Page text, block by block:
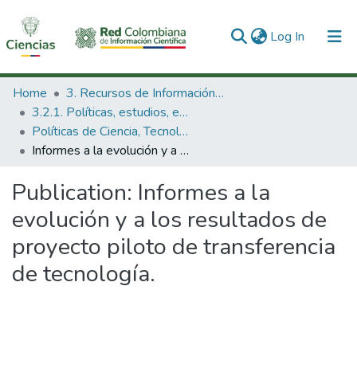
Log In (current)
Communities & Collections
All of DSpace
Statistics
Home
3. Recursos de Información Científica y Tecnológica
3.2.1. Políticas, estudios, evaluaciones e indicadores de CTeI
Políticas de Ciencia, Tecnología e Innovación
Informes a la evolución y a los resultados de proyecto piloto de transferencia de tecnología.
Publication: Informes a la
evolución y a los resultados de
proyecto piloto de transferencia
de tecnología.